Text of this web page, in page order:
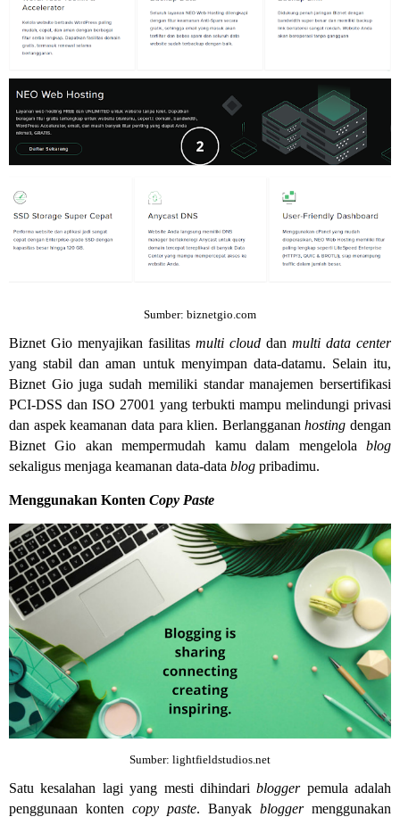
Sumber: biznetgio.com
Biznet Gio menyajikan fasilitas multi cloud dan multi data center
yang stabil dan aman untuk menyimpan data-datamu. Selain itu,
Biznet Gio juga sudah memiliki standar manajemen bersertifikasi
PCI-DSS dan ISO 27001 yang terbukti mampu melindungi privasi
dan aspek keamanan data para klien. Berlanggananhosting dengan
Biznet Gio akan mempermudah kamu dalam mengelola blog
sekaligus menjaga keamanan data-data blog pribadimu.
Menggunakan Konten Copy Paste
Sumber: lightfieldstudios.net
Satu kesalahan lagi yang mesti dihindariblogger pemula adalah
penggunaan konten copy paste. Banyak blogger menggunakan